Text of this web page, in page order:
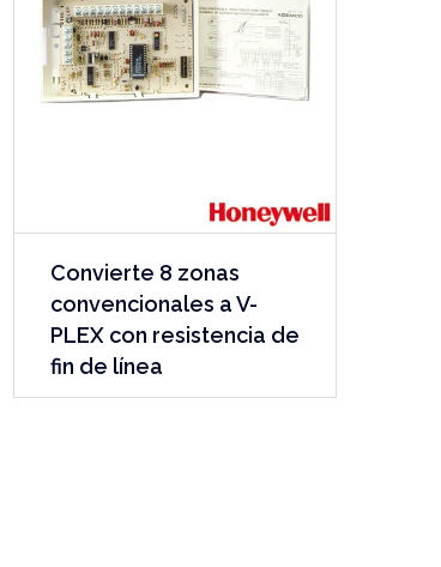
Convierte 8 zonas
convencionales a V-
PLEX con resistencia de
fin de línea